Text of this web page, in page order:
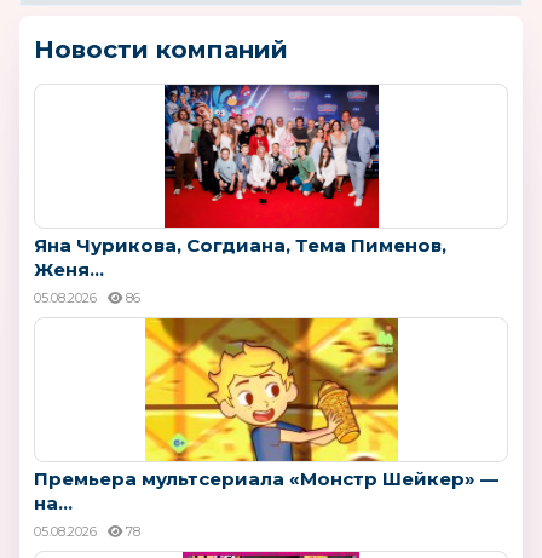
Новости компаний
Яна Чурикова, Согдиана, Тема Пименов,
Женя...
05.08.2026 86
Премьера мультсериала «Монстр Шейкер» —
на...
05.08.2026 78